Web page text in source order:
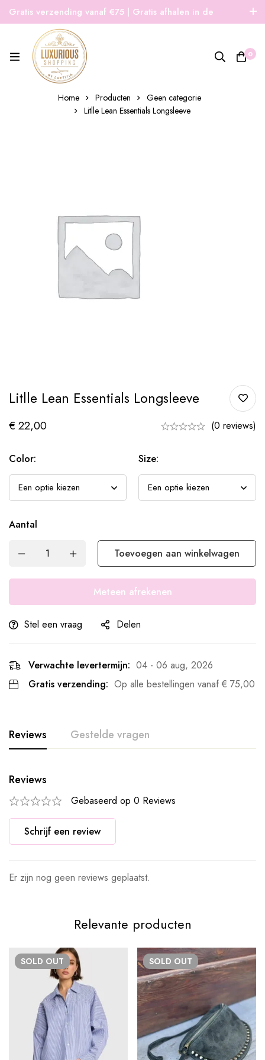
Gratis verzending vanaf €75 | Gratis afhalen in de
winkel | Snelle verzending
0
Home Producten
Geen categorie
Litlle Lean Essentials Longsleeve
Litlle Lean Essentials Longsleeve
€ 22,00 (0 reviews)
Color: Size:
Aantal
Toevoegen aan winkelwagen
Meteen afrekenen
Stel een vraag Delen
Verwachte levertermijn: 04 - 06 aug, 2026
Gratis verzending: Op alle bestellingen vanaf € 75,00
Reviews Gestelde vragen
Reviews
Gebaseerd op 0 Reviews
Schrijf een review
Er zijn nog geen reviews geplaatst.
Relevante producten
SOLD OUT SOLD OUT